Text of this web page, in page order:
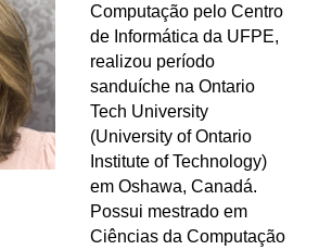
Computação pelo Centro
de Informática da UFPE,
realizou período
sanduíche na Ontario
Tech University
(University of Ontario
Institute of Technology)
em Oshawa, Canadá.
Possui mestrado em
Ciências da Computação